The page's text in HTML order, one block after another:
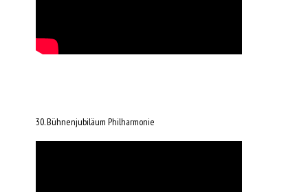
30. Bühnenjubiläum Philharmonie